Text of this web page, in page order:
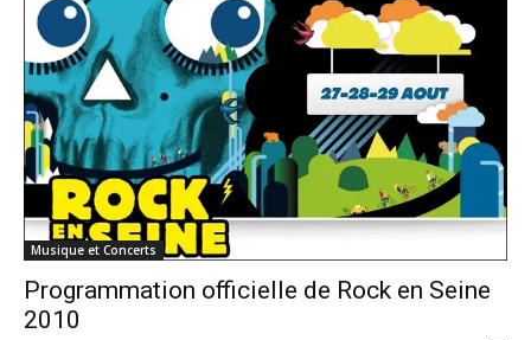
Musique et Concerts
Programmation officielle de Rock en Seine
2010